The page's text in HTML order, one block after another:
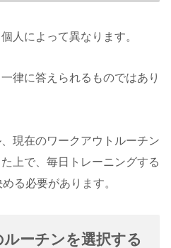
人によって異なります。
律に答えられるものではあり
現在のワークアウトルーチン
上で、毎日トレーニングする
る必要があります。
ーチンを選択する